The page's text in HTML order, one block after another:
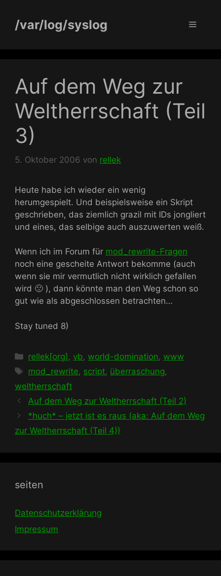
Inhalt
springen
/var/log/syslog Menü
Auf dem Weg zur
Weltherrschaft (Teil
3)
5. Oktober 2006 von rellek
Heute habe ich wieder ein wenig
herumgespielt. Und beispielsweise ein Skript
geschrieben, das ziemlich grazil mit IDs jongliert
und eines, das selbige auch auszuwerten weiß.
Wenn ich im Forum für mod_rewrite-Fragen
noch eine gescheite Antwort bekomme (auch
wenn sie mir vermutlich nicht wirklich gefallen
wird 🙁 ), dann könnte man den Weg schon so
gut wie als abgeschlossen betrachten…
Stay tuned 8)
Kategorien
rellek[org] , vb,world-domination,www
Schlagwörter
mod_rewrite, script, überraschung,
weltherrschaft
Auf dem Weg zur Weltherrschaft (Teil 2)
*huch* – jetzt ist es raus (aka: Auf dem Weg
zur Weltherrschaft (Teil 4))
seiten
Datenschutzerklärung
Impressum